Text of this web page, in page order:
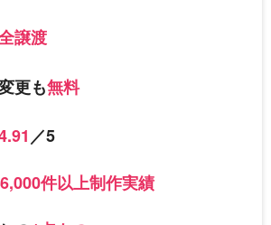
譲渡
更も無料
／5
6,000件以上制作実績